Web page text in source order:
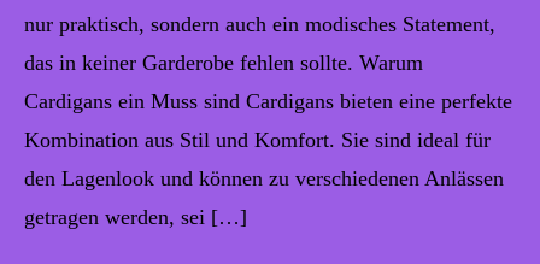
nur praktisch, sondern auch ein modisches Statement,
das in keiner Garderobe fehlen sollte. Warum
Cardigans ein Muss sind Cardigans bieten eine perfekte
Kombination aus Stil und Komfort. Sie sind ideal für
den Lagenlook und können zu verschiedenen Anlässen
getragen werden, sei […]